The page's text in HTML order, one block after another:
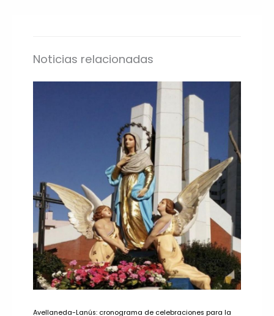
Noticias relacionadas
Avellaneda-Lanús: cronograma de celebraciones para la